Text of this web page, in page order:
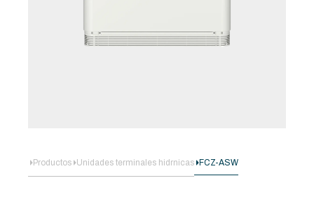
Productos Unidades terminales hidrnicas FCZ-ASW